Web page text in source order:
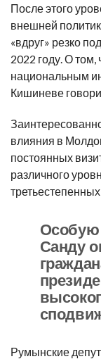
После этого
внешней
«вдруг» резко
2022 году. О
национальным
Кишиневе
влияния в
постоянных
различного
Особую
Санду
Румынские